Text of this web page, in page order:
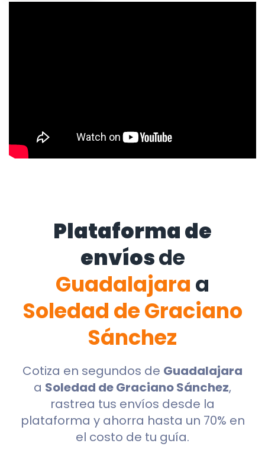
Plataforma de
envíosde
Guadalajara a
Soledad de Graciano
Sánchez
Cotiza en segundos de Guadalajara
a Soledad de Graciano Sánchez,
rastrea tus envíos desde la
plataforma y ahorra hasta un 70% en
el costo de tu guía.